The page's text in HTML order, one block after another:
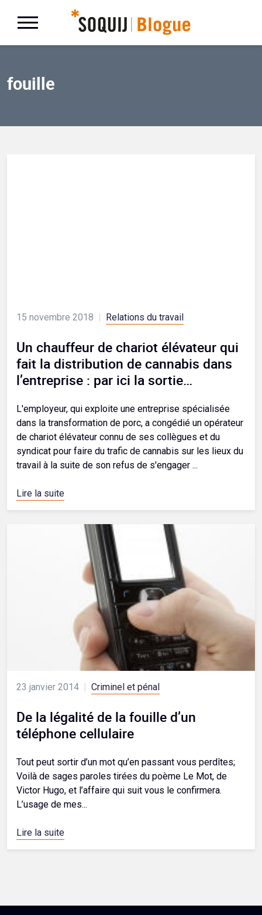
fouille
15 novembre 2018 Relations du travail
Un chauffeur de chariot élévateur qui
fait la distribution de cannabis dans
l’entreprise : par ici la sortie…
L'employeur, qui exploite une entreprise spécialisée
dans la transformation de porc, a congédié un opérateur
de chariot élévateur connu de ses collègues et du
syndicat pour faire du trafic de cannabis sur les lieux du
travail à la suite de son refus de s'engager ...
Lire la suite
23 janvier 2014 Criminel et pénal
De la légalité de la fouille d’un
téléphone cellulaire
Tout peut sortir d’un mot qu’en passant vous perdîtes;
Voilà de sages paroles tirées du poème Le Mot, de
Victor Hugo, et l’affaire qui suit vous le confirmera.
L’usage de mes...
Lire la suite